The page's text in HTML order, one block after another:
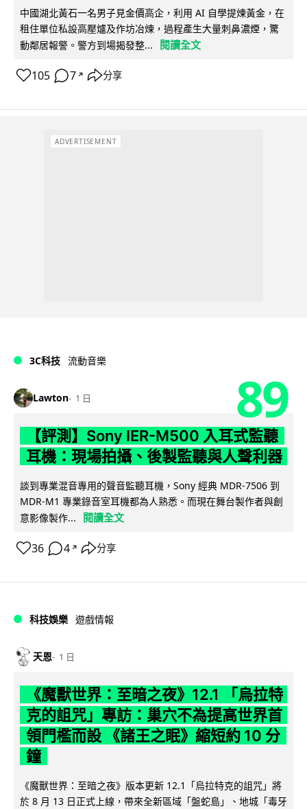
中國湖北黃石一名男子見金價高企，利用 AI 自學提煉黃金，在
租住單位私設高壓爐及作坊冶煉，過程產生大量刺鼻濃煙，驚
動鄰居報警。警方到場揭發整...
閱讀全文
105 7 ↗ 分享
ADVERTISEMENT
3C科技 流動音樂
Lawton 1 日 89
【評測】Sony IER-M500 入耳式監聽
耳機：現場拍攝、後製監聽與人聲利器
談到專業混音專用的聲音監聽耳機，Sony 經典 MDR-7506 到
MDR-M1 專業錄音室耳機都為人熟悉。而現在舞台製作者與創
意影像製作...
閱讀全文
36 4 ↗ 分享
科技娛樂 遊戲情報
天恩 1 日
《魔獸世界：至暗之夜》12.1 「烏拉特
克的詛咒」專訪：巢穴不為提高世界首
領門檻而設 《諸王之眠》縮短約 10 分
鐘
《魔獸世界：至暗之夜》版本更新 12.1「烏拉特克的詛咒」將
於 8 月 13 日正式上線，帶來全新區域「盤蛇島」、地城「毒牙